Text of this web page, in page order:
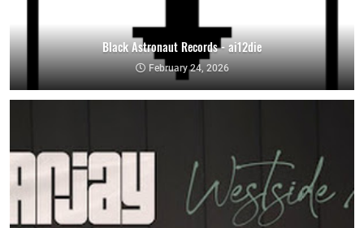
Black Astronaut Records - ai12die
February 24, 2026